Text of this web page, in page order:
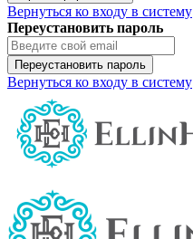
Вернуться ко входу в систему
Переустановить пароль
Переустановить пароль
Вернуться ко входу в систему